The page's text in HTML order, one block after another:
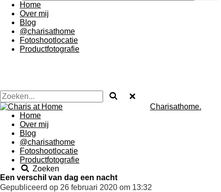
Home
Over mij
Blog
@charisathome
Fotoshootlocatie
Productfotografie
Charisathome.
Home
Over mij
Blog
@charisathome
Fotoshootlocatie
Productfotografie
Zoeken
Een verschil van dag een nacht
Gepubliceerd op 26 februari 2020 om 13:32